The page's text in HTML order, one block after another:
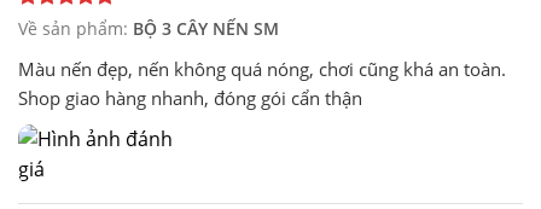
Về sản phẩm: BỘ 3 CÂY NẾN SM
Màu nến đẹp, nến không quá nóng, chơi cũng khá an toàn.
Shop giao hàng nhanh, đóng gói cẩn thận